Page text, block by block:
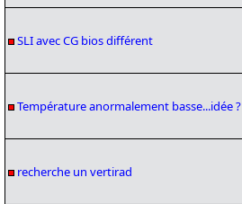
SLI avec CG bios différent
Température anormalement basse...idée ?
recherche un vertirad